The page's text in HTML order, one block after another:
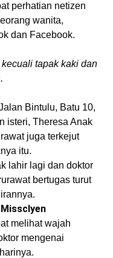
perhatian netizen
wanita,
dan Facebook.
tapak kaki dan
Bintulu, Batu 10,
isteri, Theresa Anak
juga terkejut
itu.
lahir lagi dan doktor
bertugas turut
melihat wajah
mengenai